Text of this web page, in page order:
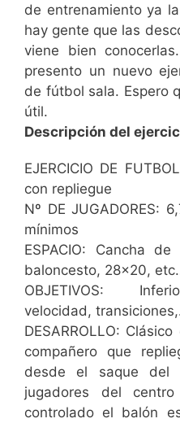
de entrenamiento ya
hay gente que las
viene bien
presento un nuevo
de fútbol sala. Espero
útil.
Descripción del
EJERCICIO DE
con repliegue
Nº DE JUGADORES:
mínimos
ESPACIO: Cancha
baloncesto, 28×20,
OBJETIVOS:
velocidad,
DESARROLLO:
compañero que
desde el saque
jugadores del
controlado el balón